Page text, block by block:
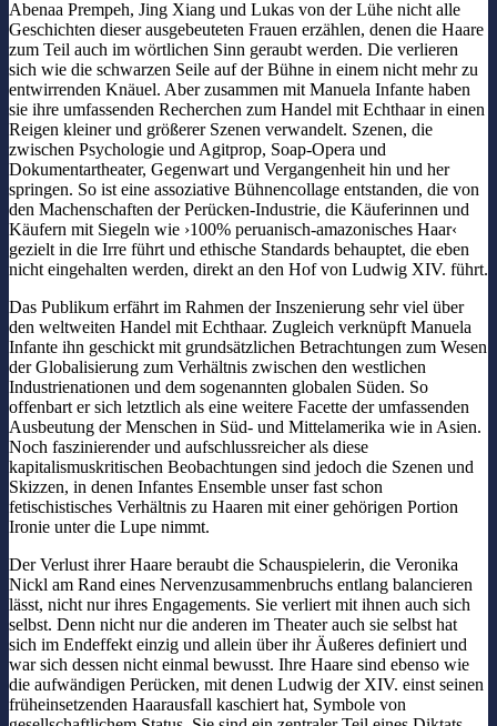
Abenaa Prempeh, Jing Xiang und Lukas von der Lühe nicht alle
Geschichten dieser ausgebeuteten Frauen erzählen, denen die Haare
zum Teil auch im wörtlichen Sinn geraubt werden. Die verlieren
sich wie die schwarzen Seile auf der Bühne in einem nicht mehr zu
entwirrenden Knäuel. Aber zusammen mit Manuela Infante haben
sie ihre umfassenden Recherchen zum Handel mit Echthaar in einen
Reigen kleiner und größerer Szenen verwandelt. Szenen, die
zwischen Psychologie und Agitprop, Soap-Opera und
Dokumentartheater, Gegenwart und Vergangenheit hin und her
springen. So ist eine assoziative Bühnencollage entstanden, die von
den Machenschaften der Perücken-Industrie, die Käuferinnen und
Käufern mit Siegeln wie ›100% peruanisch-amazonisches Haar‹
gezielt in die Irre führt und ethische Standards behauptet, die eben
nicht eingehalten werden, direkt an den Hof von Ludwig XIV. führt.
Das Publikum erfährt im Rahmen der Inszenierung sehr viel über
den weltweiten Handel mit Echthaar. Zugleich verknüpft Manuela
Infante ihn geschickt mit grundsätzlichen Betrachtungen zum Wesen
der Globalisierung zum Verhältnis zwischen den westlichen
Industrienationen und dem sogenannten globalen Süden. So
offenbart er sich letztlich als eine weitere Facette der umfassenden
Ausbeutung der Menschen in Süd- und Mittelamerika wie in Asien.
Noch faszinierender und aufschlussreicher als diese
kapitalismuskritischen Beobachtungen sind jedoch die Szenen und
Skizzen, in denen Infantes Ensemble unser fast schon
fetischistisches Verhältnis zu Haaren mit einer gehörigen Portion
Ironie unter die Lupe nimmt.
Der Verlust ihrer Haare beraubt die Schauspielerin, die Veronika
Nickl am Rand eines Nervenzusammenbruchs entlang balancieren
lässt, nicht nur ihres Engagements. Sie verliert mit ihnen auch sich
selbst. Denn nicht nur die anderen im Theater auch sie selbst hat
sich im Endeffekt einzig und allein über ihr Äußeres definiert und
war sich dessen nicht einmal bewusst. Ihre Haare sind ebenso wie
die aufwändigen Perücken, mit denen Ludwig der XIV. einst seinen
früheinsetzenden Haarausfall kaschiert hat, Symbole von